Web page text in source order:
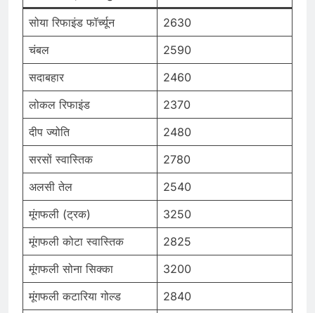
सोया रिफाइंड फॉर्च्यून
2630
चंबल
2590
सदाबहार
2460
लोकल रिफाइंड
2370
दीप ज्योति
2480
सरसों स्वास्तिक
2780
अलसी तेल
2540
मूंगफली (ट्रक)
3250
मूंगफली कोटा स्वास्तिक
2825
मूंगफली सोना सिक्का
3200
मूंगफली कटारिया गोल्ड
2840